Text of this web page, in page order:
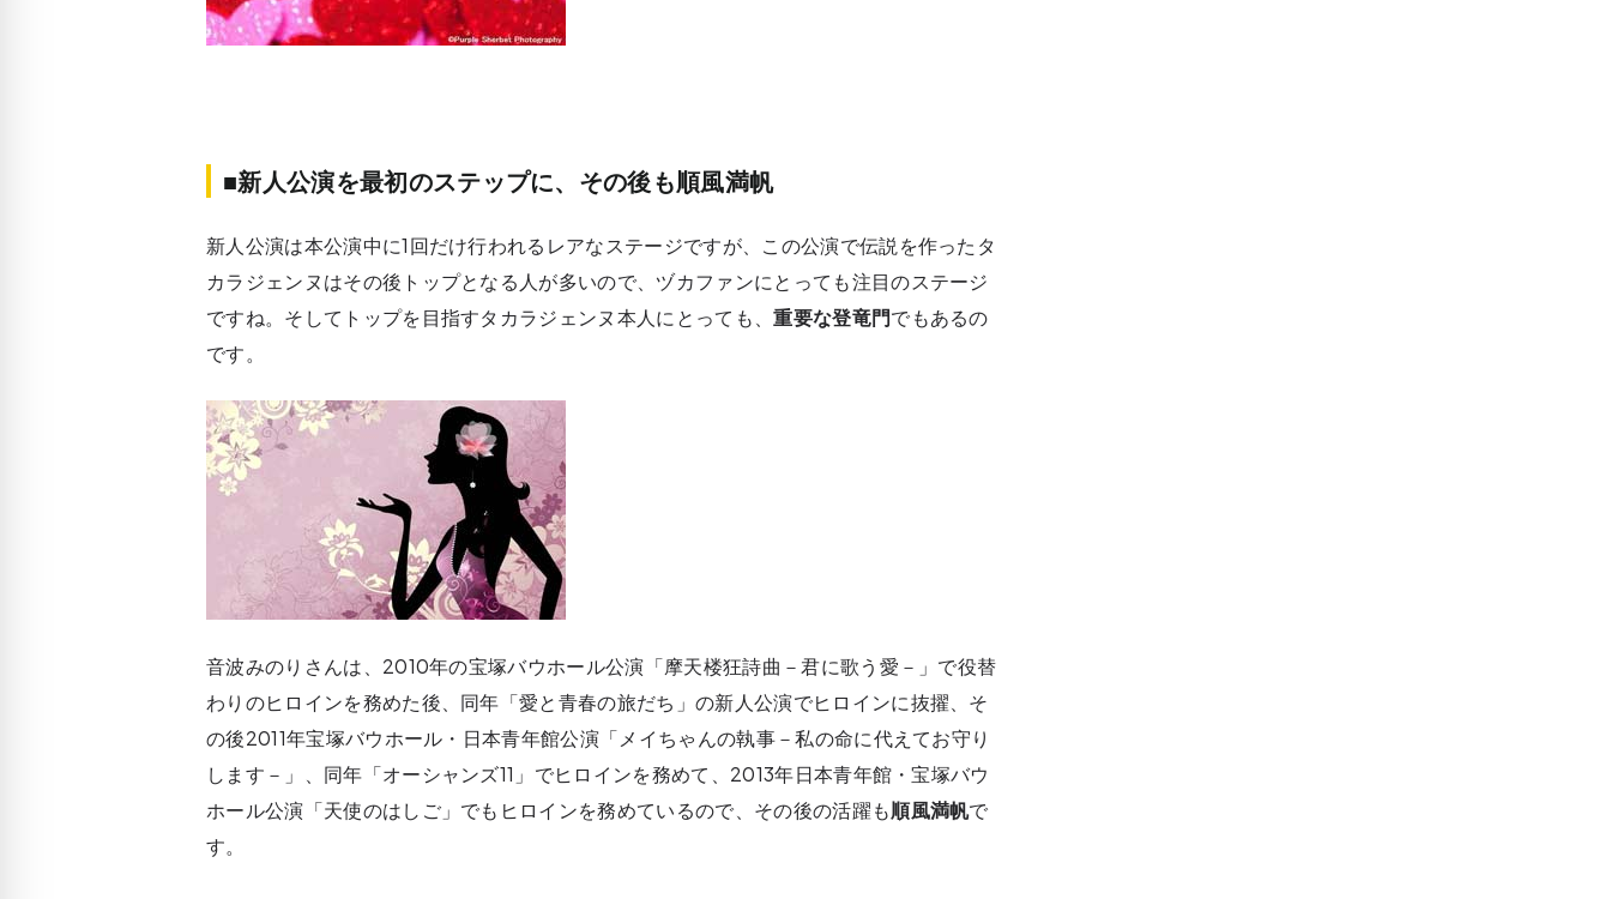
■新人公演を最初のステップに、その後も順風満帆
新人公演は本公演中に1回だけ行われるレアなステージですが、この公演で伝説を作ったタ
カラジェンヌはその後トップとなる人が多いので、ヅカファンにとっても注目のステージ
ですね。そしてトップを目指すタカラジェンヌ本人にとっても、重要な登竜門でもあるの
です。
音波みのりさんは、2010年の宝塚バウホール公演「摩天楼狂詩曲－君に歌う愛－」で役替
わりのヒロインを務めた後、同年「愛と青春の旅だち」の新人公演でヒロインに抜擢、そ
の後2011年宝塚バウホール・日本青年館公演「メイちゃんの執事－私の命に代えてお守り
します－」、同年「オーシャンズ11」でヒロインを務めて、2013年日本青年館・宝塚バウ
ホール公演「天使のはしご」でもヒロインを務めているので、その後の活躍も順風満帆で
す。